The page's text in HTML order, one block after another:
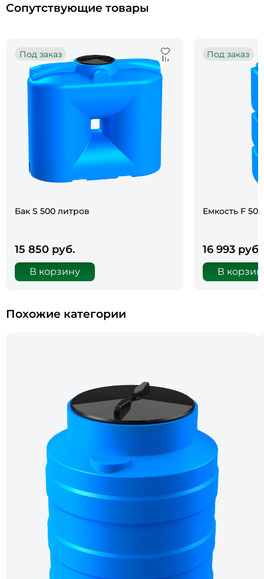
Сопутствующие товары
Под заказ
Бак S 500 литров
15 850 руб.
В корзину
Под заказ
Емкость F
16 993 руб.
В
Похожие категории